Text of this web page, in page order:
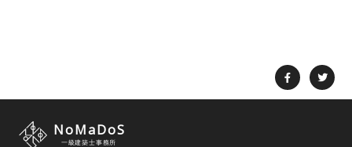
NoMaDoS
一級建築士事務所